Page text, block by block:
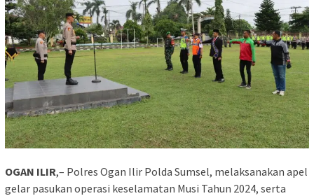
OGAN ILIR,– Polres Ogan Ilir Polda Sumsel, melaksanakan apel
gelar pasukan operasi keselamatan Musi Tahun 2024, serta